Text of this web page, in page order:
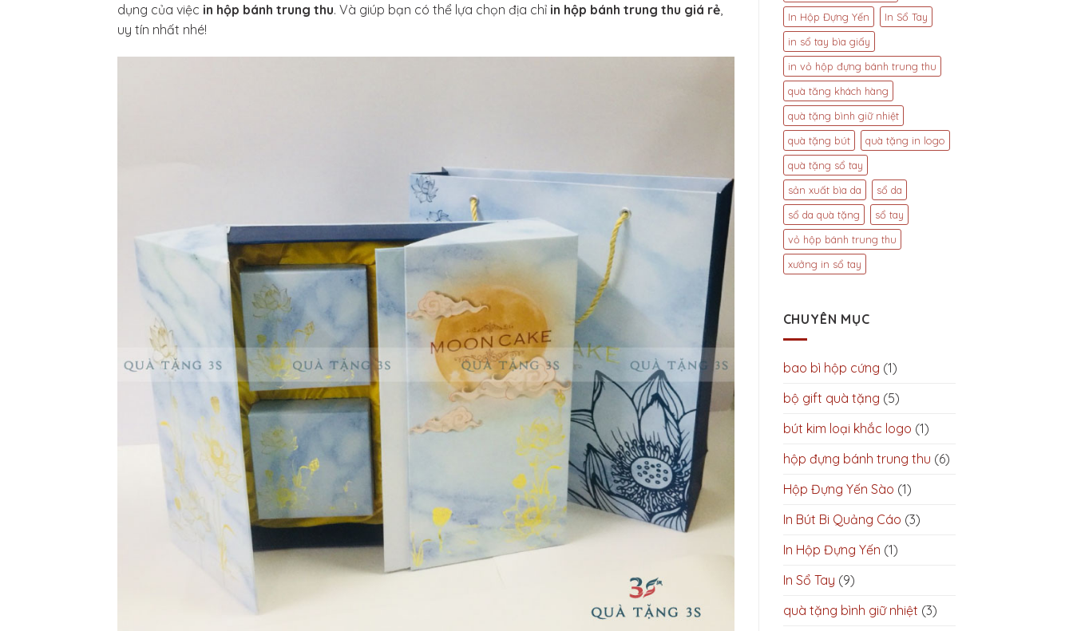
dụng của việc in hộp bánh trung thu. Và giúp bạn có thể lựa chọn địa chỉ in hộp bánh trung thu giá rẻ
uy tín nhất nhé!
In Hộp Đựng Yến
In Sổ Tay
in sổ tay bìa giấy
in vỏ hộp đựng bánh trung thu
quà tăng khách hàng
quà tặng bình giữ nhiệt
quà tặng bút
quà tặng in logo
quà tặng sổ tay
sản xuất bìa da
sổ da
sổ da quà tặng
sổ tay
vỏ hộp bánh trung thu
xưởng in sổ tay
CHUYÊN MỤC
bao bì hộp cứng (1)
bộ gift quà tặng (5)
bút kim loại khắc logo (1)
hộp đựng bánh trung thu (6)
Hộp Đựng Yến Sào (1)
In Bút Bi Quảng Cáo (3)
In Hộp Đựng Yến (1)
In Sổ Tay (9)
quà tặng bình giữ nhiệt (3)